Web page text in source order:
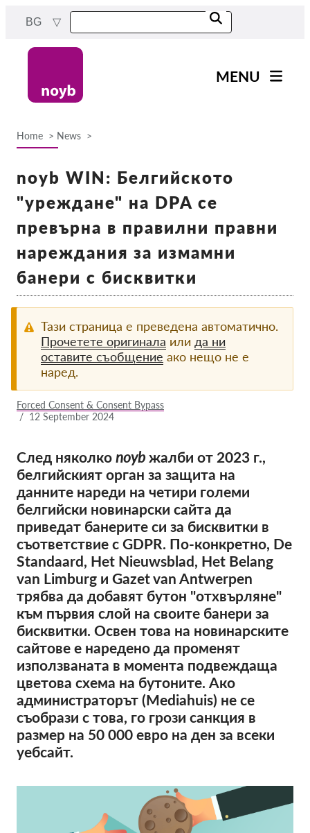
content
BG
MENU
Проекти
Reports & Resources
Exercise your rights!
Подкрепете ни!
Членство
Дарения
Tax deductability
За нас
Екип
Годишни доклади
Често задавани въпроси
Работни места
Колективни искове
медии
Контакт
GDPRhub
Home News
noyb WIN: Белгийското
"уреждане" на DPA се
превърна в правилни правни
нареждания за измамни
банери с бисквитки
Тази страница е преведена автоматично.
Прочетете оригинала или да ни
оставите съобщение ако нещо не е
наред.
Forced Consent & Consent Bypass
/ 12 September 2024
След няколко noybжалби от 2023 г.,
белгийският орган за защита на
данните нареди на четири големи
белгийски новинарски сайта да
приведат банерите си за бисквитки в
съответствие с GDPR. По-конкретно, De
Standaard, Het Nieuwsblad, Het Belang
van Limburg и Gazet van Antwerpen
трябва да добавят бутон "отхвърляне"
към първия слой на своите банери за
бисквитки. Освен това на новинарските
сайтове е наредено да променят
използваната в момента подвеждаща
цветова схема на бутоните. Ако
администраторът (Mediahuis) не се
съобрази с това, го грози санкция в
размер на 50 000 евро на ден за всеки
уебсайт.